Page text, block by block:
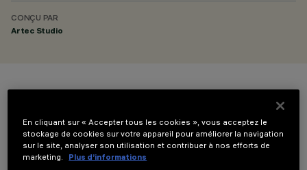
CONÇU PAR
Artec Studio
En cliquant sur « Accepter tous les cookies », vous acceptez le
stockage de cookies sur votre appareil pour améliorer la navigation
sur le site, analyser son utilisation et contribuer à nos efforts de
marketing.
Plus d’informations